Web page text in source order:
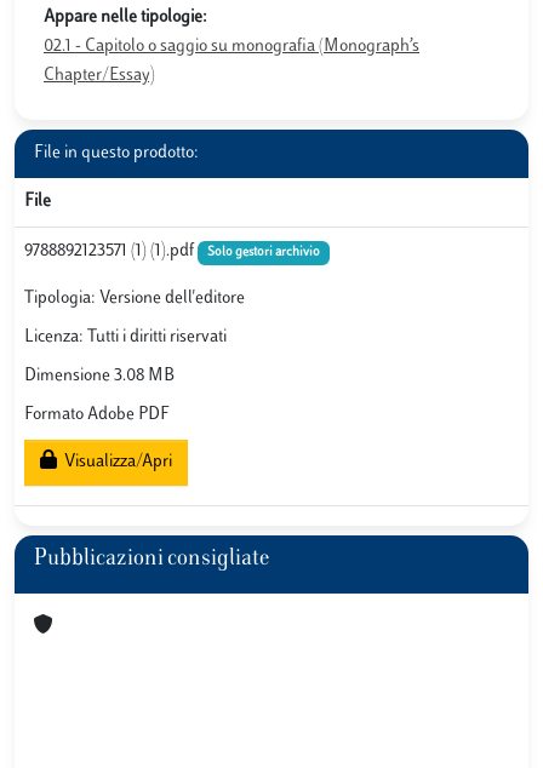
Appare nelle tipologie:
02.1 - Capitolo o saggio su monografia (Monograph’s
Chapter/Essay)
File in questo prodotto:
File
9788892123571 (1) (1).pdf Solo gestori archivio
Tipologia: Versione dell'editore
Licenza: Tutti i diritti riservati
Dimensione 3.08 MB
Formato Adobe PDF
Visualizza/Apri
Pubblicazioni consigliate